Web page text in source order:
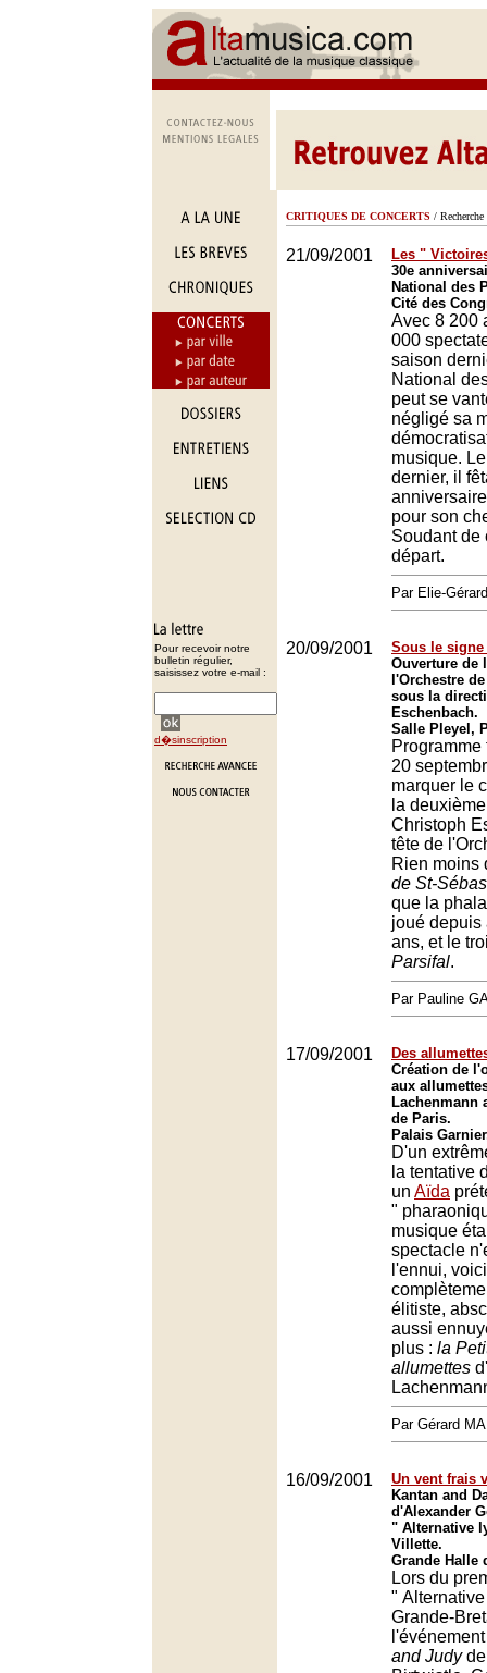
Pour recevoir notre
bulletin régulier,
saisissez votre e-mail :
d�sinscription
CRITIQUES DE CONCERTS / Recherche
21/09/2001
Les "
30e
National des
Cité des
Avec 8 200
000
saison
National
peut se
négligé sa
musique.
dernier, il
pour son
Soudant de
départ.
Par Elie-
20/09/2001
Sous le signe
Ouverture de
l'Orchestre
sous la
Eschenbach.
Salle Pleyel,
20
marquer le
la
Christoph
tête de
Rien moins
de St-
que la
joué depuis
ans, et le
Parsifal.
Par Pauline
17/09/2001
Des
Création de
aux
Lachenmann
de Paris.
Palais
D'un
la tentative
un Aïda
"
musique
spectacle
l'ennui,
élitiste,
aussi
plus : la
allumettes
Par Gérard
16/09/2001
Un vent frais
Kantan and
d'Alexander
" Alternative
Villette.
Grande Halle
Lors du
"
Grande-
and Judyde